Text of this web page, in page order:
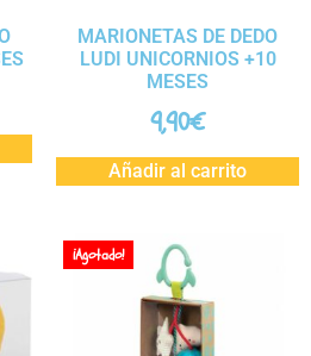
MARIONETAS DE DEDO
LUDI UNICORNIOS +10
MESES
9,90€
Añadir al carrito
¡Agotado!